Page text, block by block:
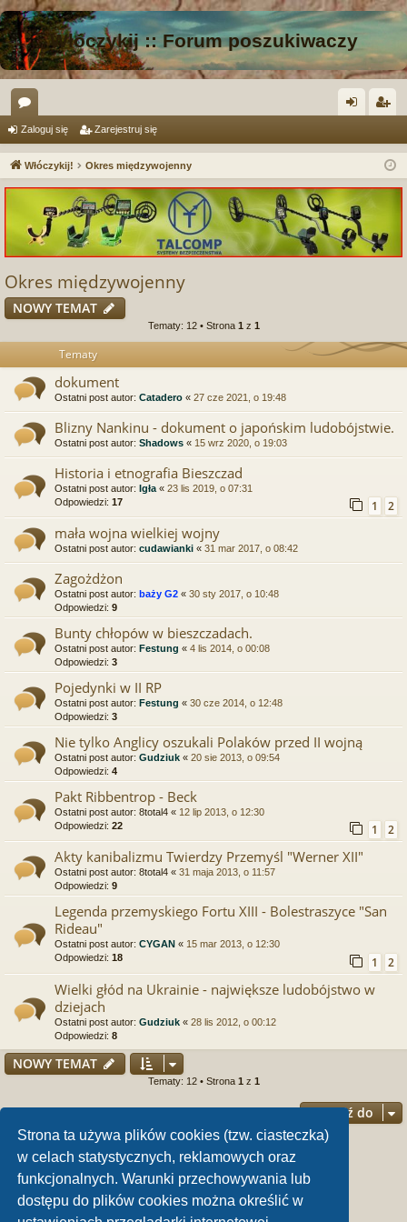
Strona ta używa plików cookies (tzw. ciasteczka)
w celach statystycznych, reklamowych oraz
funkcjonalnych. Warunki przechowywania lub
dostępu do plików cookies można określić w
Włóczykij :: Forum poszukiwaczy
or
a og
si
ę
ej
j
Zaloguj się Zarejestruj się
Włóczykij! Okres międzywojenny
Okres międzywojenny
NOWY TEMAT
Tematy: 12 • Strona 1 z 1
Tematy
dokument
Ostatni post autor: Catadero « 27 cze 2021, o 19:48
Blizny Nankinu - dokument o japońskim ludobójstwie.
Ostatni post autor: Shadows « 15 wrz 2020, o 19:03
Historia i etnografia Bieszczad
Ostatni post autor: Igła « 23 lis 2019, o 07:31
Odpowiedzi: 17 1 2
mała wojna wielkiej wojny
Ostatni post autor: cudawianki « 31 mar 2017, o 08:42
Zagożdżon
Ostatni post autor: baży G2 « 30 sty 2017, o 10:48
Odpowiedzi: 9
Bunty chłopów w bieszczadach.
Ostatni post autor: Festung « 4 lis 2014, o 00:08
Odpowiedzi: 3
Pojedynki w II RP
Ostatni post autor: Festung « 30 cze 2014, o 12:48
Odpowiedzi: 3
Nie tylko Anglicy oszukali Polaków przed II wojną
Ostatni post autor: Gudziuk « 20 sie 2013, o 09:54
Odpowiedzi: 4
Pakt Ribbentrop - Beck
Ostatni post autor: 8total4 « 12 lip 2013, o 12:30
Odpowiedzi: 22 1 2
Akty kanibalizmu Twierdzy Przemyśl "Werner XII"
Ostatni post autor: 8total4 « 31 maja 2013, o 11:57
Odpowiedzi: 9
Legenda przemyskiego Fortu XIII - Bolestraszyce "San
Rideau"
Ostatni post autor: CYGAN « 15 mar 2013, o 12:30
Odpowiedzi: 18 1 2
Wielki głód na Ukrainie - największe ludobójstwo w
dziejach
Ostatni post autor: Gudziuk « 28 lis 2012, o 00:12
Odpowiedzi: 8
NOWY TEMAT
Tematy: 12 • Strona 1 z 1
Przejdź do
Twoje uprawnienia na tym forum
Nie możesztworzyć nowych tematów
Nie możeszzmieniać swoich postów
Nie możesz
usuwać swoich postów